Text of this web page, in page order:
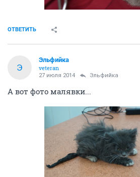
ОТВЕТИТЬ
Э
Эльфийка
veteran
27 июля 2014 Эльфийка
А вот фото малявки...